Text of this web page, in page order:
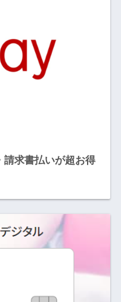
請求書払いが超お得